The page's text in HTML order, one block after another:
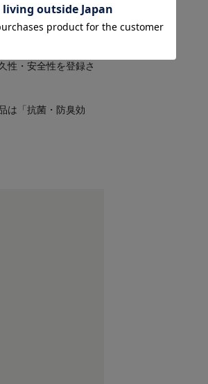
マークです。 安全
性・安全性を登録さ
は「抗菌・防臭効